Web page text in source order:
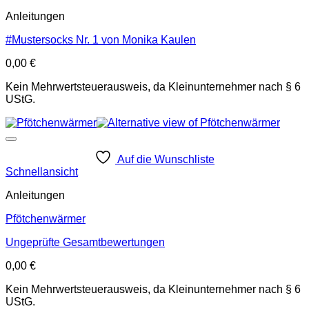
Anleitungen
#Mustersocks Nr. 1 von Monika Kaulen
0,00 €
Kein Mehrwertsteuerausweis, da Kleinunternehmer nach § 6
UStG.
Auf die Wunschliste
Schnellansicht
Anleitungen
Pfötchenwärmer
Ungeprüfte Gesamtbewertungen
0,00 €
Kein Mehrwertsteuerausweis, da Kleinunternehmer nach § 6
UStG.